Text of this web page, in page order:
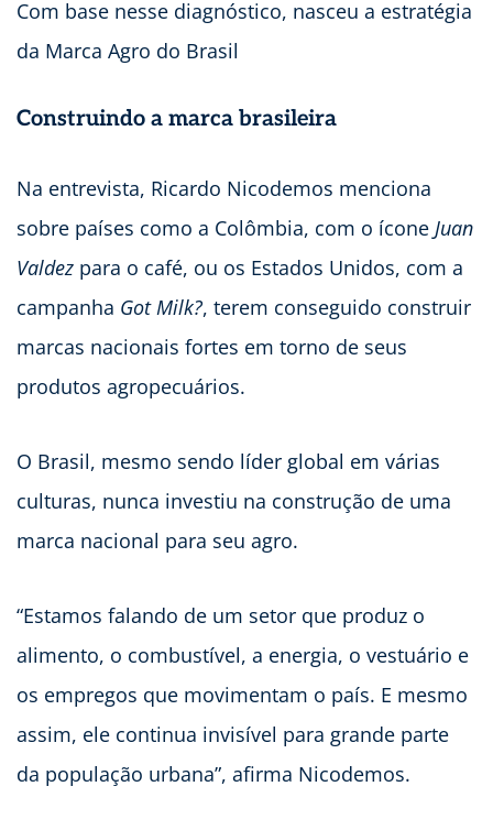
Com base nesse diagnóstico, nasceu a estratégia
da Marca Agro do Brasil
Construindo a marca brasileira
Na entrevista, Ricardo Nicodemos menciona
sobre países como a Colômbia, com o ícone Juan
Valdez para o café, ou os Estados Unidos, com a
campanha Got Milk?, terem conseguido construir
marcas nacionais fortes em torno de seus
produtos agropecuários.
O Brasil, mesmo sendo líder global em várias
culturas, nunca investiu na construção de uma
marca nacional para seu agro.
“Estamos falando de um setor que produz o
alimento, o combustível, a energia, o vestuário e
os empregos que movimentam o país. E mesmo
assim, ele continua invisível para grande parte
da população urbana”, afirma Nicodemos.